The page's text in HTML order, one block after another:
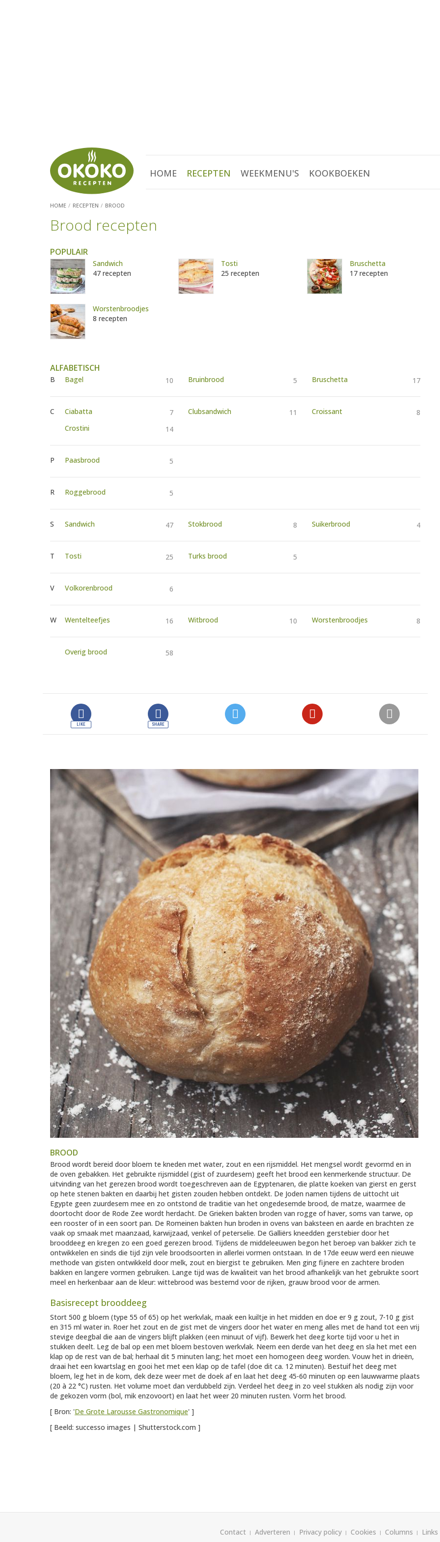
HOME RECEPTEN WEEKMENU'S KOOKBOEKEN
HOME RECEPTEN BROOD
Brood recepten
POPULAIR
Sandwich
47 recepten
Tosti
25 recepten
Bruschetta
17 recepten
Worstenbroodjes
8 recepten
ALFABETISCH
B Bagel 10 Bruinbrood 5 Bruschetta 17
C Ciabatta 7 Clubsandwich 11 Croissant
8
Crostini
14
P Paasbrood 5
R Roggebrood 5
S Sandwich 47 Stokbrood 8 Suikerbrood 4
T Tosti 25 Turks brood 5
V Volkorenbrood 6
W Wentelteefjes 16 Witbrood 10 Worstenbroodjes 8
Overig brood 58
BROOD
Brood wordt bereid door bloem te kneden met water, zout en een rijsmiddel. Het mengsel wordt gevormd en in
de oven gebakken. Het gebruikte rijsmiddel (gist of zuurdesem) geeft het brood een kenmerkende structuur. De
uitvinding van het gerezen brood wordt toegeschreven aan de Egyptenaren, die platte koeken van gierst en gerst
op hete stenen bakten en daarbij het gisten zouden hebben ontdekt. De Joden namen tijdens de uittocht uit
Egypte geen zuurdesem mee en zo ontstond de traditie van het ongedesemde brood, de matze, waarmee de
doortocht door de Rode Zee wordt herdacht. De Grieken bakten broden van rogge of haver, soms van tarwe, op
een rooster of in een soort pan. De Romeinen bakten hun broden in ovens van baksteen en aarde en brachten ze
vaak op smaak met maanzaad, karwijzaad, venkel of peterselie. De Galliërs kneedden gerstebier door het
brooddeeg en kregen zo een goed gerezen brood. Tijdens de middeleeuwen begon het beroep van bakker zich te
ontwikkelen en sinds die tijd zijn vele broodsoorten in allerlei vormen ontstaan. In de 17de eeuw werd een nieuwe
methode van gisten ontwikkeld door melk, zout en biergist te gebruiken. Men ging fijnere en zachtere broden
bakken en langere vormen gebruiken. Lange tijd was de kwaliteit van het brood afhankelijk van het gebruikte soort
meel en herkenbaar aan de kleur: wittebrood was bestemd voor de rijken, grauw brood voor de armen.
Basisrecept brooddeeg
Stort 500 g bloem (type 55 of 65) op het werkvlak, maak een kuiltje in het midden en doe er 9 g zout, 7-10 g gist
en 315 ml water in. Roer het zout en de gist met de vingers door het water en meng alles met de hand tot een vrij
stevige deegbal die aan de vingers blijft plakken (een minuut of vijf). Bewerk het deeg korte tijd voor u het in
stukken deelt. Leg de bal op een met bloem bestoven werkvlak. Neem een derde van het deeg en sla het met een
klap op de rest van de bal; herhaal dit 5 minuten lang; het moet een homogeen deeg worden. Vouw het in drieën,
draai het een kwartslag en gooi het met een klap op de tafel (doe dit ca. 12 minuten). Bestuif het deeg met
bloem, leg het in de kom, dek deze weer met de doek af en laat het deeg 45-60 minuten op een lauwwarme plaats
(20 à 22 °C) rusten. Het volume moet dan verdubbeld zijn. Verdeel het deeg in zo veel stukken als nodig zijn voor
de gekozen vorm (bol, mik enzovoort) en laat het weer 20 minuten rusten. Vorm het brood.
[ Bron: 'De Grote Larousse Gastronomique' ]
[ Beeld: successo images | Shutterstock.com ]
Contact Adverteren Privacy policy Cookies Columns Links